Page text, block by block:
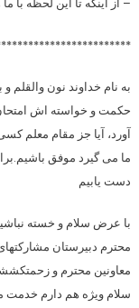
به نام خداوند نون
حکمت و خواسته اش
آورد، آیا جز مقام معلم
ما می گیرد موفق
دست یابیم
با عرض سلام و خسته
محترم دبیرستان
معاونین محترم و
سلام ویژه هم دارم